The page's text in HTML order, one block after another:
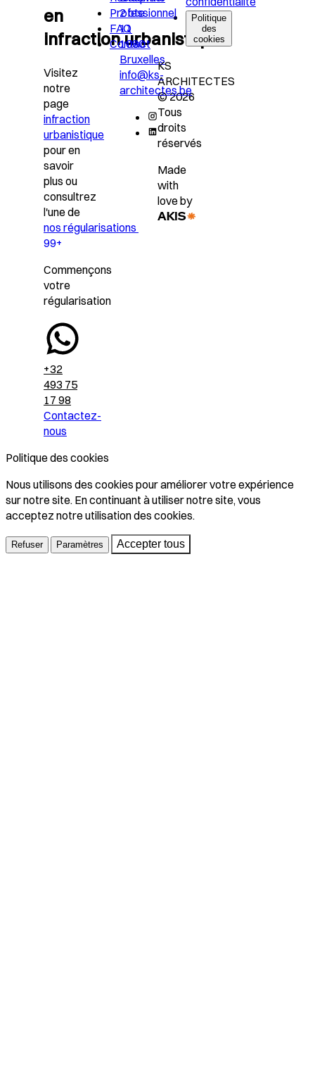
en
infraction urbanistique?
Visitez
notre
page
infraction
urbanistique
pour en
savoir
plus ou
consultrez
l'une de
nos régularisations
99+
Commençons
votre
régularisation
+32
493 75
17 98
Contactez-
nous
Professionnel
FAQ
Contact
2 bte
11
1080
Bruxelles
info@ks-
architectes.be
Politique
des
cookies
KS
ARCHITECTES
© 2026
Tous
droits
réservés
Made
with
love by
Politique des cookies
Nous utilisons des cookies pour améliorer votre expérience
sur notre site. En continuant à utiliser notre site, vous
acceptez notre utilisation des cookies.
Refuser Paramètres Accepter tous